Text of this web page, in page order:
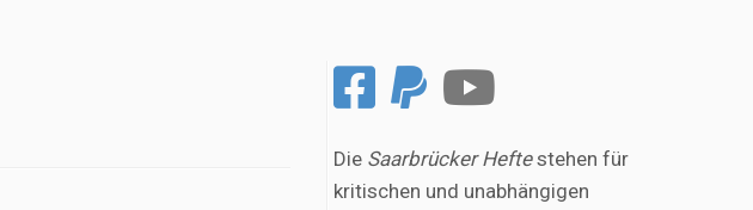
Die Saarbrücker Heftestehen für
kritischen und unabhängigen